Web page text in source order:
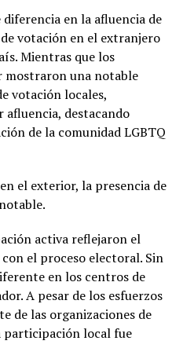
en la afluencia de
votación en el extranjero
Mientras que los
una notable
votación locales,
destacando
de la comunidad LGBTQ
el exterior, la presencia de
activa reflejaron el
el proceso electoral. Sin
en los centros de
A pesar de los esfuerzos
de las organizaciones de
participación local fue